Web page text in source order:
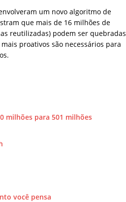
um novo algoritmo de
que mais de 16 milhões de
reutilizadas) podem ser quebradas
proativos são necessários para
milhões para 501 milhões
você pensa